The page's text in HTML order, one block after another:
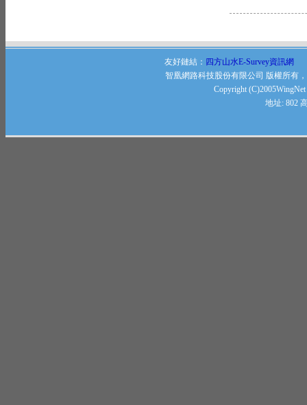
友好鏈結： 四方山水E-Survey資訊網
智凰網路科技股份有限公司 版權所有
Copyright
地址: 802